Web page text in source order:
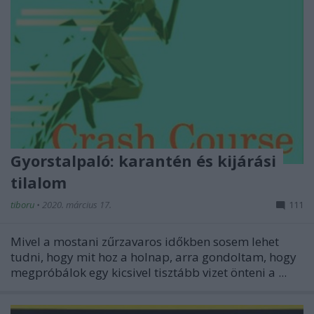
Gyorstalpaló: karantén és kijárási
tilalom
tiboru • 2020. március 17. 111
Mivel a mostani zűrzavaros időkben sosem lehet
tudni, hogy mit hoz a holnap, arra gondoltam, hogy
megpróbálok egy kicsivel tisztább vizet önteni a ...